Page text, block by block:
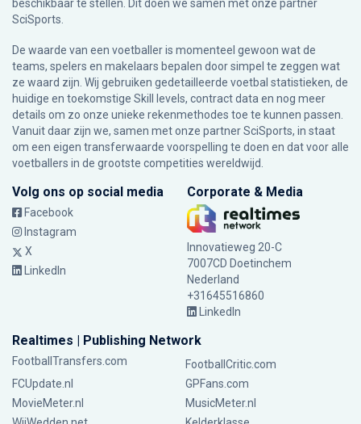
beschikbaar te stellen. Dit doen we samen met onze partner
SciSports
De waarde van een voetballer is momenteel gewoon wat de
teams, spelers en makelaars bepalen door simpel te zeggen wat
ze waard zijn. Wij gebruiken gedetailleerde voetbal statistieken, de
huidige en toekomstige Skill levels, contract data en nog meer
details om zo onze unieke rekenmethodes toe te kunnen passen.
Vanuit daar zijn we, samen met onze partner SciSports, in staat
om een eigen transferwaarde voorspelling te doen en dat voor alle
voetballers in de grootste competities wereldwijd.
Volg ons op social media
Facebook
Instagram
X
LinkedIn
Corporate & Media
Innovatieweg 20-C
7007CD Doetinchem
Nederland
+31645516860
LinkedIn
Realtimes | Publishing Network
FootballTransfers.com
FootballCritic.com
FCUpdate.nl
GPFans.com
MovieMeter.nl
MusicMeter.nl